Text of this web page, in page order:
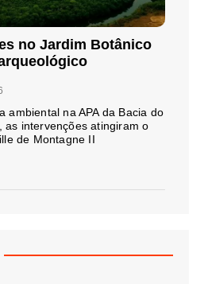
no Jardim Botânico
ambiental na APA da Bacia do
as intervenções atingiram o
de Montagne II